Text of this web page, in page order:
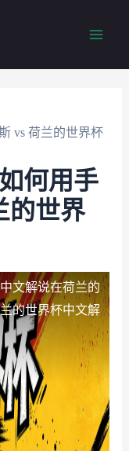
vs 荷兰的世界杯
何用手
的世界
文解说在荷兰的
的世界杯中文解